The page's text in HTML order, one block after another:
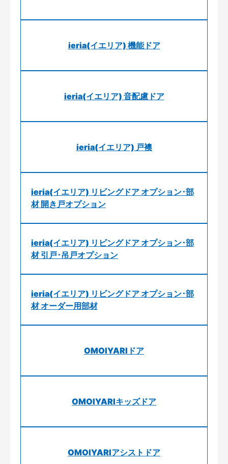
ieria(イエリア) 機能ドア
ieria(イエリア) 音配慮ドア
ieria(イエリア) 戸襖
ieria(イエリア) リビングドア オプション･部
材 開き戸オプション
ieria(イエリア) リビングドア オプション･部
材 引戸･吊戸オプション
ieria(イエリア) リビングドア オプション･部
材 オーダー用部材
OMOIYARIドア
OMOIYARIキッズドア
OMOIYARIアシストドア